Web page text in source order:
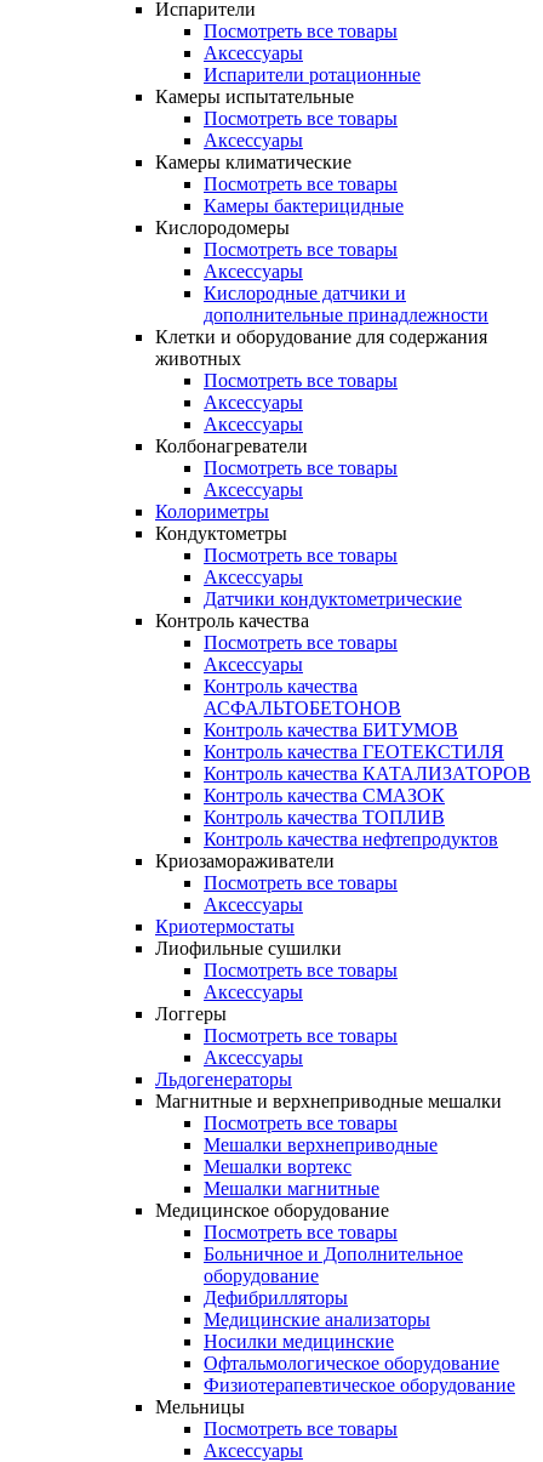
Испарители
Посмотреть все товары
Аксессуары
Испарители ротационные
Камеры испытательные
Посмотреть все товары
Аксессуары
Камеры климатические
Посмотреть все товары
Камеры бактерицидные
Кислородомеры
Посмотреть все товары
Аксессуары
Кислородные датчики и
дополнительные принадлежности
Клетки и оборудование для содержания
животных
Посмотреть все товары
Аксессуары
Аксессуары
Колбонагреватели
Посмотреть все товары
Аксессуары
Колориметры
Кондуктометры
Посмотреть все товары
Аксессуары
Датчики кондуктометрические
Контроль качества
Посмотреть все товары
Аксессуары
Контроль качества
АСФАЛЬТОБЕТОНОВ
Контроль качества БИТУМОВ
Контроль качества ГЕОТЕКСТИЛЯ
Контроль качества КАТАЛИЗАТОРОВ
Контроль качества СМАЗОК
Контроль качества ТОПЛИВ
Контроль качества нефтепродуктов
Криозамораживатели
Посмотреть все товары
Аксессуары
Криотермостаты
Лиофильные сушилки
Посмотреть все товары
Аксессуары
Логгеры
Посмотреть все товары
Аксессуары
Льдогенераторы
Магнитные и верхнеприводные мешалки
Посмотреть все товары
Мешалки верхнеприводные
Мешалки вортекс
Мешалки магнитные
Медицинское оборудование
Посмотреть все товары
Больничное и Дополнительное
оборудование
Дефибрилляторы
Медицинские анализаторы
Носилки медицинские
Офтальмологическое оборудование
Физиотерапевтическое оборудование
Мельницы
Посмотреть все товары
Аксессуары